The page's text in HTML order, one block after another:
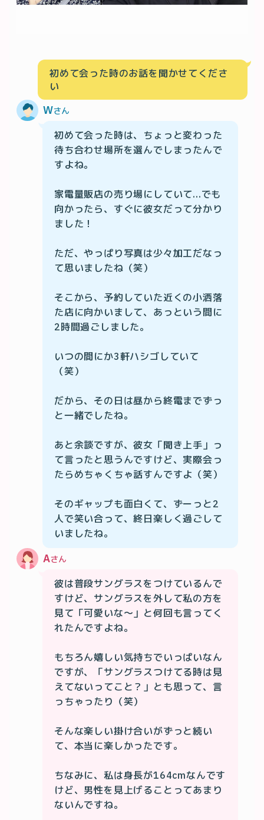
初めて会った時のお話を聞かせてくださ
い
Wさん
初めて会った時は、ちょっと変わった
待ち合わせ場所を選んでしまったんで
すよね。
家電量販店の売り場にしていて...でも
向かったら、すぐに彼女だって分かり
ました！
ただ、やっぱり写真は少々加工だなっ
て思いましたね（笑）
そこから、予約していた近くの小洒落
た店に向かいまして、あっという間に
2時間過ごしました。
いつの間にか3軒ハシゴしていて
（笑）
だから、その日は昼から終電までずっ
と一緒でしたね。
あと余談ですが、彼女「聞き上手」っ
て言ったと思うんですけど、実際会っ
たらめちゃくちゃ話すんですよ（笑）
そのギャップも面白くて、ずーっと2
人で笑い合って、終日楽しく過ごして
いましたね。
Aさん
彼は普段サングラスをつけているんで
すけど、サングラスを外して私の方を
見て「可愛いな〜」と何回も言ってく
れたんですよね。
もちろん嬉しい気持ちでいっぱいなん
ですが、「サングラスつけてる時は見
えてないってこと？」とも思って、言
っちゃったり（笑）
そんな楽しい掛け合いがずっと続い
て、本当に楽しかったです。
ちなみに、私は身長が164cmなんです
けど、男性を見上げることってあまり
ないんですね。